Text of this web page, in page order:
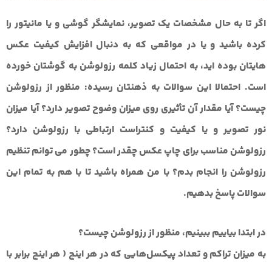
اگر تا به حال مشخصات یک تصویر، نمایشگر گوشی و یا مانیتور را
کرده باشید و یا در مواقعی که به دنبال افزایش کیفیت عکس
هایتان بوده اید، به احتمال زیاد کلمه رزولوشن به گوشتان خورده
است. احتمالا این سوالات به ذهنتان رسیده: منظور از رزولوشن
چیست؟ آیا مقدار آن تأثیری روی میزان وضوح تصویر دارد؟ آیا میزان
نور تصویر و یا کیفیت و کنتراست ارتباطی با رزولوشن دارد؟
رزولوشن مناسب برای چاپ عکس چقدر است؟ چطور می توانم تنظیم
رزولوشن را انجام بدم؟ با من همراه باشید تا با هم به تمام این
سوالات پاسخ بدهیم.
در ابتدا بیاییم ببینیم، منظور از رزولوشن چیست؟
به میزان تراکم و تعداد پیکسل‌هایی که در هر اینچ ( هر اینچ برابر با